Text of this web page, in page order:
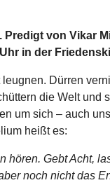
Predigt von Vikar
in der
Dürren
die Welt und
um sich – auch
heißt es:
hören. Gebt Acht,
noch nicht das